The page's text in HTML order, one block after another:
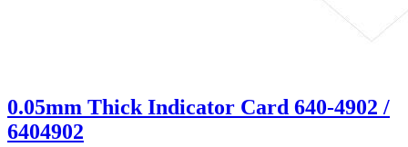
0.05mm Thick Indicator Card 640-4902 /
6404902